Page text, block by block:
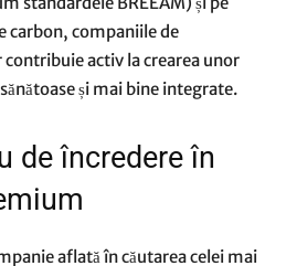
carbon, companiile de
activ la crearea unor
și mai bine integrate.
de încredere în
aflată în căutarea celei mai